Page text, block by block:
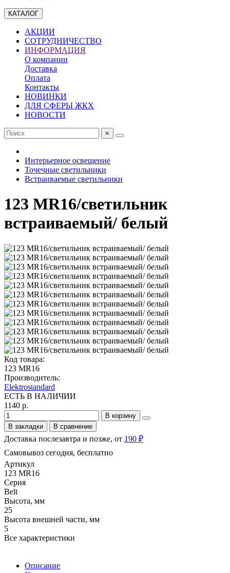
КАТАЛОГ
АКЦИИ
СОТРУДНИЧЕСТВО
ИНФОРМАЦИЯ
О компании
Доставка
Оплата
Контакты
НОВИНКИ
ДЛЯ СФЕРЫ ЖКХ
НОВОСТИ
×
Интерьерное освещение
Точечные светильники
Встраиваемые светильники
123 MR16/светильник
встраиваемый/ белый
Код товара:
123 MR16
Производитель:
Elektrostandard
ЕСТЬ В НАЛИЧИИ
1140 р.
В корзину
В закладки
В сравнение
Доставка послезавтра и позже, от 190 ₽
Самовывоз сегодня, бесплатно
Артикул
123 MR16
Серия
Belt
Высота, мм
25
Высота внешней части, мм
5
Все характеристики
Описание